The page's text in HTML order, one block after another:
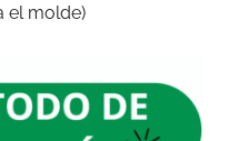
el molde)